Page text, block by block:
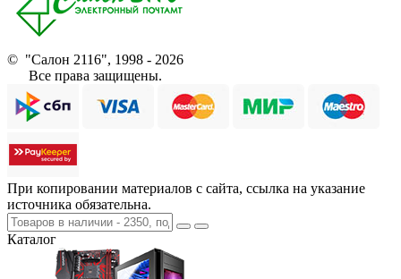
© "Салон 2116", 1998 - 2026
Все права защищены.
При копировании материалов с сайта, ссылка на указание
источника обязательна.
Каталог